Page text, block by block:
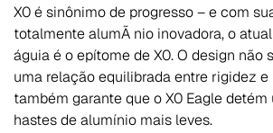
X0 é sinônimo de progresso – e com
totalmente alumÃ nio inovadora, o
águia é o epítome de X0. O design não
uma relação equilibrada entre rigidez e
também garante que o X0 Eagle
hastes de alumínio mais leves.